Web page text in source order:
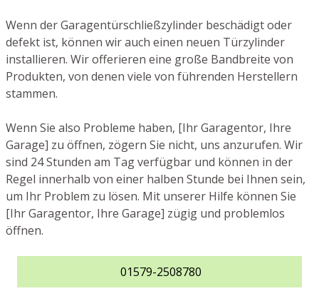
Wenn der Garagentürschließzylinder beschädigt oder
defekt ist, können wir auch einen neuen Türzylinder
installieren. Wir offerieren eine große Bandbreite von
Produkten, von denen viele von führenden Herstellern
stammen.
Wenn Sie also Probleme haben, [Ihr Garagentor, Ihre
Garage] zu öffnen, zögern Sie nicht, uns anzurufen. Wir
sind 24 Stunden am Tag verfügbar und können in der
Regel innerhalb von einer halben Stunde bei Ihnen sein,
um Ihr Problem zu lösen. Mit unserer Hilfe können Sie
[Ihr Garagentor, Ihre Garage] zügig und problemlos
öffnen.
01579-2508780